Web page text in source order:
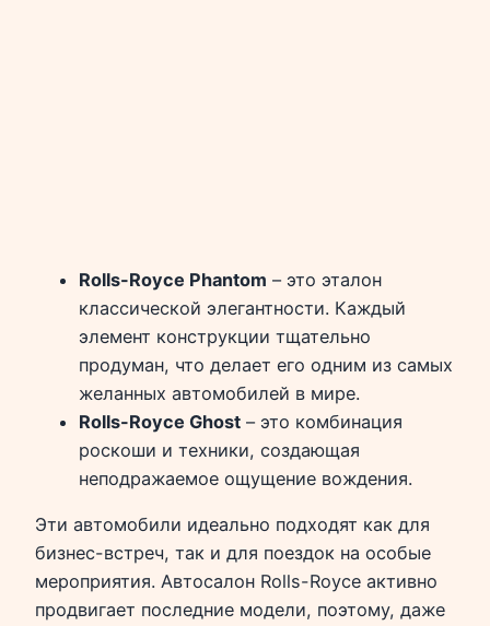
Rolls-Royce Phantom – это эталон
классической элегантности. Каждый
элемент конструкции тщательно
продуман, что делает его одним из самых
желанных автомобилей в мире.
Rolls-Royce Ghost – это комбинация
роскоши и техники, создающая
неподражаемое ощущение вождения.
Эти автомобили идеально подходят как для
бизнес-встреч, так и для поездок на особые
мероприятия. Автосалон Rolls-Royce активно
продвигает последние модели, поэтому, даже